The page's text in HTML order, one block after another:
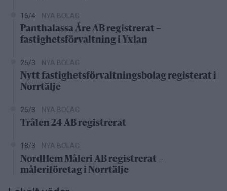
16/4 NYA BOLAG
Panthalassa Åre AB registrerat –
fastighetsförvaltning i Yxlan
25/3 NYA BOLAG
Nytt fastighetsförvaltningsbolag registerat i
Norrtälje
25/3 NYA BOLAG
Trålen 24 AB registrerat
18/3 NYA BOLAG
NordHem Måleri AB registrerat –
måleriföretag i Norrtälje